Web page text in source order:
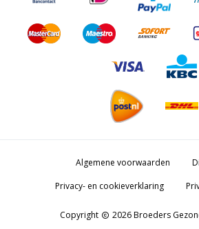
Algemene voorwaarden
Privacy- en cookieverklaring
Copyright copyright 2026 Broeders